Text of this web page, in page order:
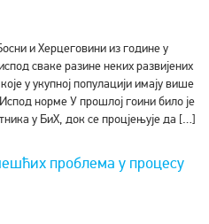
и Херцеговини из године у
сваке разине неких развијених
у укупној популацији имају више
норме У прошлој гоини било је
у БиХ, док се процјењује да […]
проблема у процесу